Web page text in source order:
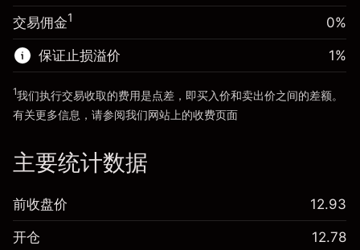
前往平台
来自杠杆的资金 - 美元（大约值）$19,000.00
前往平台
交易佣金1 0%
保证止损溢价 1%
1我们执行交易收取的费用是点差，即买入价和卖出价之间的差额。
有关更多信息，请参阅我们网站上的收费页面
主要统计数据
前收盘价 12.93
开仓 12.78